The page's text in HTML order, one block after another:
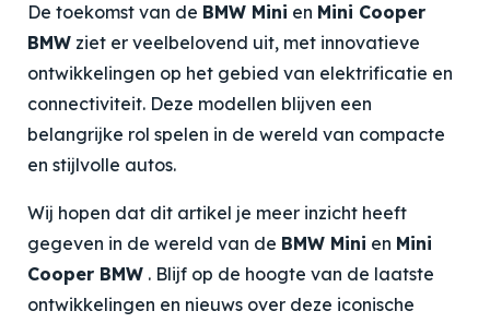
De toekomst van de BMW Mini en Mini Cooper
BMW ziet er veelbelovend uit, met innovatieve
ontwikkelingen op het gebied van elektrificatie en
connectiviteit. Deze modellen blijven een
belangrijke rol spelen in de wereld van compacte
en stijlvolle autos.
Wij hopen dat dit artikel je meer inzicht heeft
gegeven in de wereld van de BMW Mini en Mini
Cooper BMW . Blijf op de hoogte van de laatste
ontwikkelingen en nieuws over deze iconische